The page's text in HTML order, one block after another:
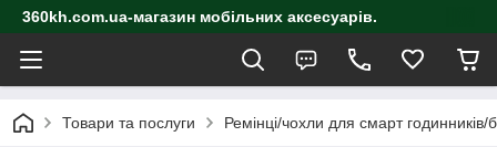
360kh.com.ua-магазин мобільних аксесуарів.
Товари та послуги Ремінці/чохли для смарт годинників/